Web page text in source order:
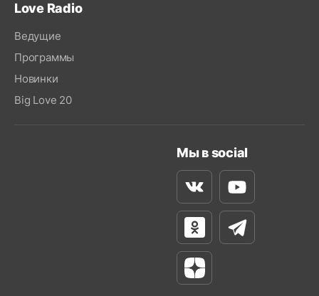
Love Radio
Ведущие
Программы
Новинки
Big Love 20
Мы в social
ВконтактеYoutube
Одноклассники
Телеграм
Яндекс Дзен